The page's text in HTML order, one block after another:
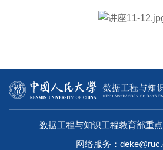
数据工程与知识工程教育部重
网络服务：